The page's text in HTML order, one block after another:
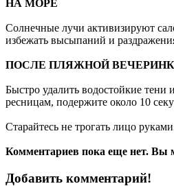
НА МОРЕ
Солнечные лучи активизируют
избежать высыпаний и
ПОСЛЕ ПЛЯЖНОЙ
Быстро удалить водостойкие
ресницам, подержите около 10
Старайтесь не трогать лицо
Комментариев пока еще нет. Вы
Добавить комментарий!